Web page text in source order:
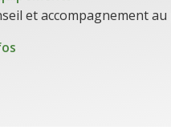
et accompagnement